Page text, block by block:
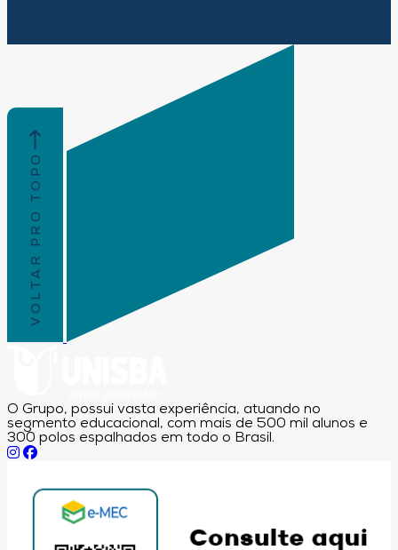
VOLTAR PRO TOPO
O Grupo, possui vasta experiência, atuando no
segmento educacional, com mais de 500 mil alunos e
300 polos espalhados em todo o Brasil.